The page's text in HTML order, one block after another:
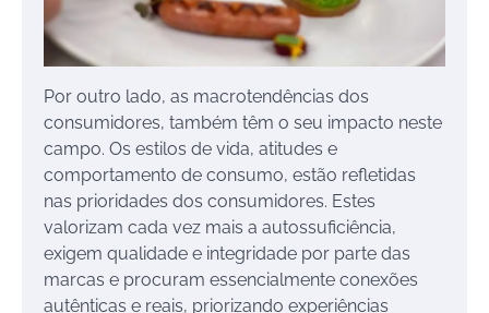
Por outro lado, as macrotendências dos
consumidores, também têm o seu impacto neste
campo. Os estilos de vida, atitudes e
comportamento de consumo, estão refletidas
nas prioridades dos consumidores. Estes
valorizam cada vez mais a autossuficiência,
exigem qualidade e integridade por parte das
marcas e procuram essencialmente conexões
autênticas e reais, priorizando experiências